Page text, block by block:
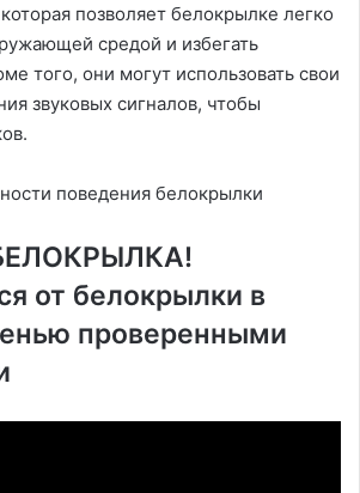
позволяет белокрылке легко
средой и избегать
того, они могут использовать свои
звуковых сигналов, чтобы
поведения белокрылки
от белокрылки в
проверенными